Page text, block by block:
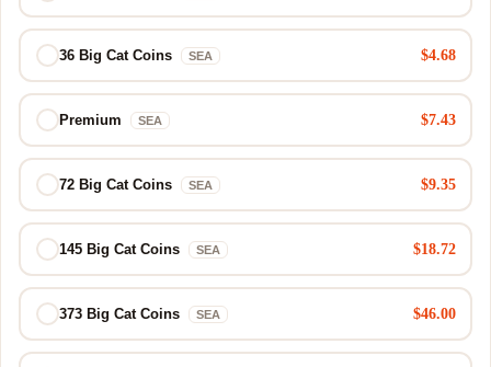
36 Big Cat Coins SEA $4.68
Premium SEA $7.43
72 Big Cat Coins SEA $9.35
145 Big Cat Coins SEA $18.72
373 Big Cat Coins SEA $46.00